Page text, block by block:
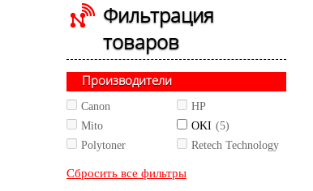
Фильтрация
товаров
Производители
Canon
HP
Mito
OKI (5)
Polytoner
Retech Technology
Сбросить все фильтры